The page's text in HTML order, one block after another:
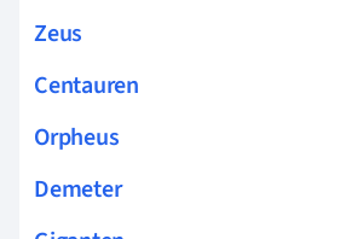
Zeus
Centauren
Orpheus
Demeter